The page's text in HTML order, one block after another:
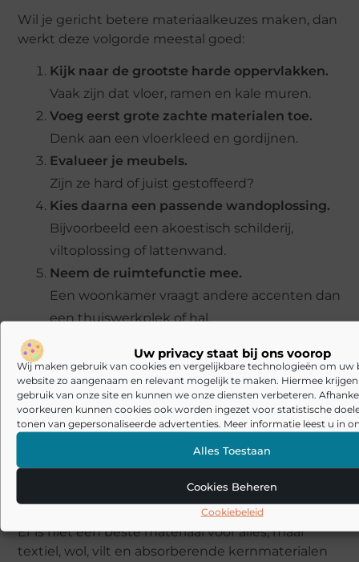
Uw privacy staat bij ons voorop
Wij maken gebruik van cookies en vergelijkbare technologieën om uw
website zo aangenaam en relevant mogelijk te maken. Hiermee
gebruik van onze site en kunnen we onze diensten verbeteren.
voorkeuren kunnen cookies ook worden ingezet voor statistische
tonen van gepersonaliseerde advertenties. Meer informatie leest u in
Alles Toestaan
Cookies Beheren
Cookiebeleid
Wil je gericht betere materiaalkeuzes maken, dan
werkt deze volgorde meestal goed:
Kijk naar de grootste harde oppervlakken.
Vaak zijn dat vloer, ramen en kale muren.
Voeg eerst grote zachte materialen toe.
Denk aan een vloerkleed en gordijnen.
Evalueer je meubels.
Zijn ze hard of juist gestoffeerd?
Kies daarna een passende wandoplossing.
Bijvoorbeeld een akoestisch schilderij,
viltoplossing of lattenwand.
Neem de ruimtefunctie mee.
Een woonkamer vraagt andere accenten dan
een thuiswerkplek of hal.
Niet alles hoeft tegelijk, zolang de
materiaalbalans stap voor stap beter wordt.
Veelgestelde vragen over de
beste materialen voor
akoestiek in huis
Wat is het beste materiaal tegen galm?
Er is niet één beste materiaal voor alles, maar
textiel, wol, vilt en absorberende kernmaterialen